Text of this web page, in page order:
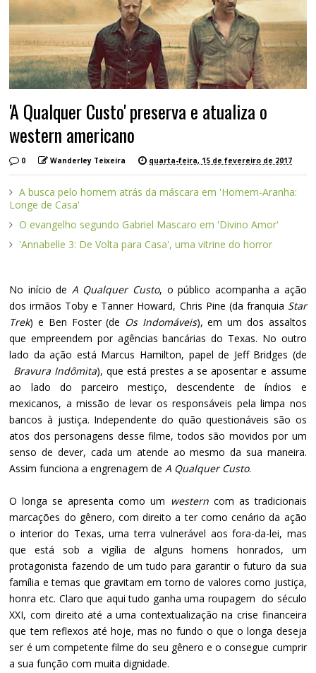
'A Qualquer Custo' preserva e atualiza o
western americano
0 Wanderley Teixeira quarta-feira, 15 de fevereiro de 2017
A busca pelo homem atrás da máscara em 'Homem-Aranha:
Longe de Casa'
O evangelho segundo Gabriel Mascaro em 'Divino Amor'
'Annabelle 3: De Volta para Casa', uma vitrine do horror
No início de A Qualquer Custo, o público acompanha a ação
dos irmãos Toby e Tanner Howard, Chris Pine (da franquia Star
Trek) e Ben Foster (de Os Indomáveis), em um dos assaltos
que empreendem por agências bancárias do Texas. No outro
lado da ação está Marcus Hamilton, papel de Jeff Bridges (de
Bravura Indômita), que está prestes a se aposentar e assume
ao lado do parceiro mestiço, descendente de índios e
mexicanos, a missão de levar os responsáveis pela limpa nos
bancos à justiça. Independente do quão questionáveis são os
atos dos personagens desse filme, todos são movidos por um
senso de dever, cada um atende ao mesmo da sua maneira.
Assim funciona a engrenagem deA Qualquer Custo.
O longa se apresenta como um western com as tradicionais
marcações do gênero, com direito a ter como cenário da ação
o interior do Texas, uma terra vulnerável aos fora-da-lei, mas
que está sob a vigília de alguns homens honrados, um
protagonista fazendo de um tudo para garantir o futuro da sua
família e temas que gravitam em torno de valores como justiça,
honra etc. Claro que aqui tudo ganha uma roupagem do século
XXI, com direito até a uma contextualização na crise financeira
que tem reflexos até hoje, mas no fundo o que o longa deseja
ser é um competente filme do seu gênero e o consegue cumprir
a sua função com muita dignidade.